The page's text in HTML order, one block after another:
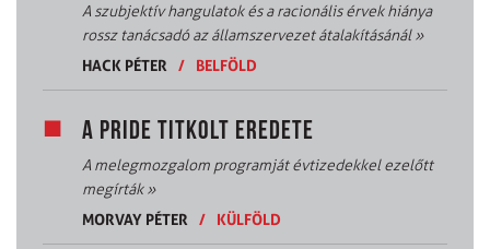
A szubjektív hangulatok és a racionális érvek hiánya
rossz tanácsadó az államszervezet átalakításánál»
HACK PÉTER
/ BELFÖLD
A PRIDE TITKOLT EREDETE
A melegmozgalom programját évtizedekkel ezelőtt
megírták»
MORVAY PÉTER
/ KÜLFÖLD